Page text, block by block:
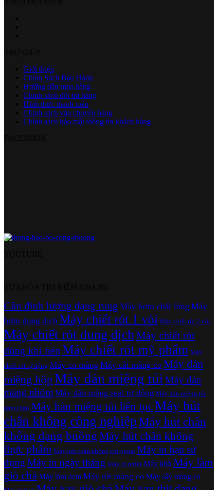
Giới thiệu
Chính Sách Bảo Hành
Hướng dẫn mua hàng
Chính sách đổi trả hàng
Hình thức thanh toán
Chính sách vận chuyển hàng
Chính sách bảo mật thông tin khách hàng
Cân định lượng dạng rung Máy bơm chất lỏng Máy
bơm dung dịch Máy chiết rót 1 vòi Máy chiết rót 2 vòi
Máy chiết rót dung dịch Máy chiết rót
dùng khí nénMáy chiết rót mỹ phẩm Máy
chiết rót tự động Máy co màng Máy cắt màng co Máy dán
miệng hộpMáy dán miệng túi Máy dán
màng nhôm Máy dán màng seal tự động Máy hàn miệng túi
dậm chân Máy hàn miệng túi liên tụcMáy hút
chân không công nghiệpMáy hút chân
không dạng buồngMáy hút chân không
thực phẩm Máy hút chân không vòi ngoài Máy in hạn sử
dụng Máy in ngày tháng Máy in nhiệt Máy khò Máy làm
giò chả Máy làm nem Máy rút màng co Máy sấy màng co